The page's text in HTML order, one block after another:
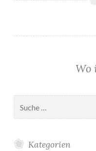
Wo
nach:
Kategorien